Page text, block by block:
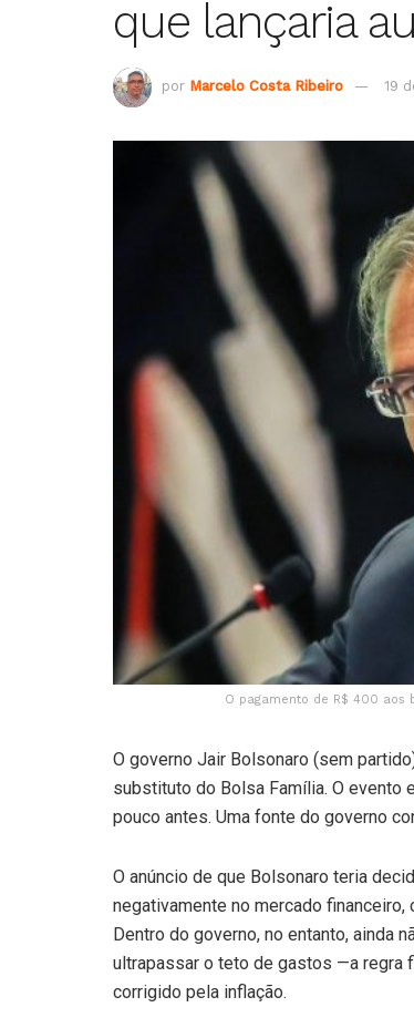
que lançaria
por Marcelo Costa Ribeiro 19
O pagamento de R$ 400
O governo Jair Bolsonaro (sem
substituto do Bolsa Família. O evento
pouco antes. Uma fonte do governo
O anúncio de que Bolsonaro teria
negativamente no mercado
Dentro do governo, no entanto, ainda
ultrapassar o teto de gastos —a regra
corrigido pela inflação.